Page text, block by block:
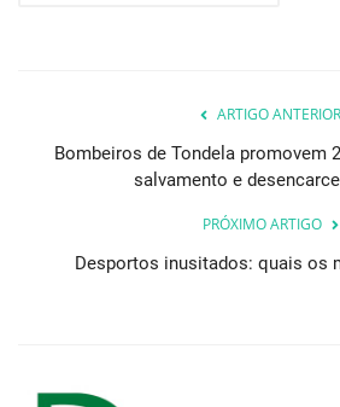
ARTIGO ANTERIOR
Bombeiros de Tondela promovem
salvamento e
PRÓXIMO ARTIGO
Desportos inusitados: quais os